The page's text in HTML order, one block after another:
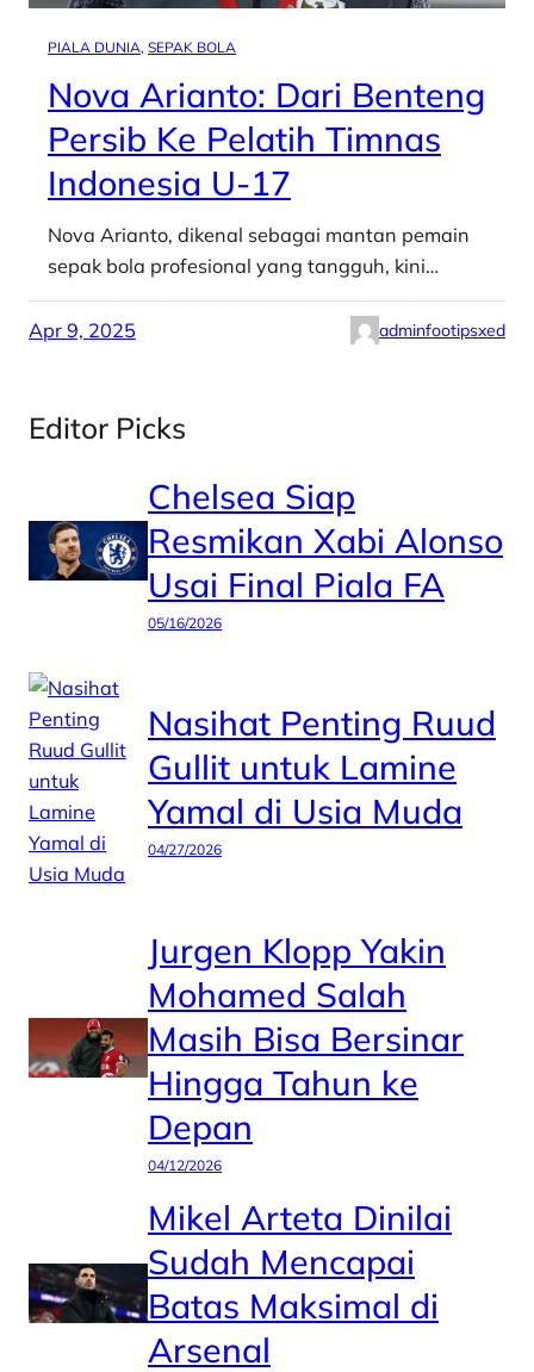
PIALA DUNIA, SEPAK BOLA
Nova Arianto: Dari Benteng
Persib Ke Pelatih Timnas
Indonesia U-17
Nova Arianto, dikenal sebagai mantan pemain
sepak bola profesional yang tangguh, kini…
Apr 9, 2025 adminfootipsxed
Editor Picks
Chelsea Siap
Resmikan Xabi Alonso
Usai Final Piala FA
05/16/2026
Nasihat Penting Ruud
Gullit untuk Lamine
Yamal di Usia Muda
04/27/2026
Jurgen Klopp Yakin
Mohamed Salah
Masih Bisa Bersinar
Hingga Tahun ke
Depan
04/12/2026
Mikel Arteta Dinilai
Sudah Mencapai
Batas Maksimal di
Arsenal